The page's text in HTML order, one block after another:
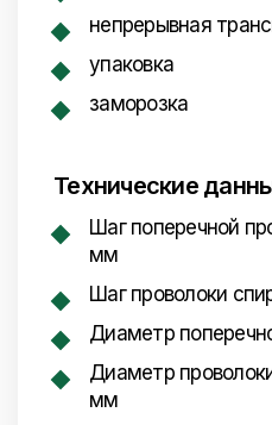
непрерывная
упаковка
заморозка
Технические
Шаг поперечной
мм
Шаг проволоки
Диаметр
Диаметр
мм